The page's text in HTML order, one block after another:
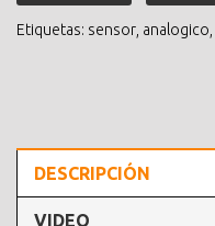
Etiquetas: sensor analogico
DESCRIPCIÓN
VIDEO